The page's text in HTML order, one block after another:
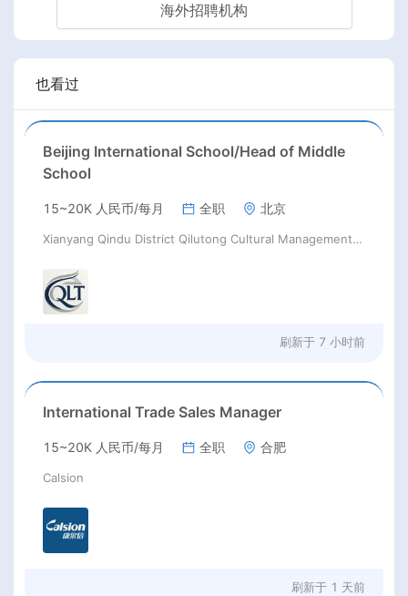
海外招聘机构
也看过
Beijing International School/Head of Middle
School
15~20K 人民币/每月 全职 北京
Xianyang Qindu District Qilutong Cultural Management Consulting Studio
刷新于 7 小时前
International Trade Sales Manager
15~20K 人民币/每月 全职 合肥
Calsion
刷新于 1 天前